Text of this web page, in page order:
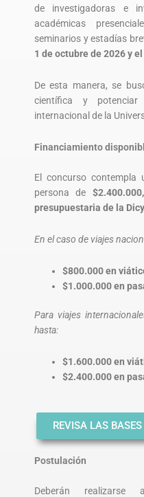
de investigadoras e
académicas
seminarios y estadías
1 de octubre de 2026 y
De esta manera, se
científica y
internacional de la
Financiamiento
El concurso
persona de
presupuestaria de la
En el caso de viajes
$800.000 en
$1.000.000 en
Para viajes
hasta:
$1.600.000 en
$2.400.000 en
REVISA LAS
Postulación
Deberán